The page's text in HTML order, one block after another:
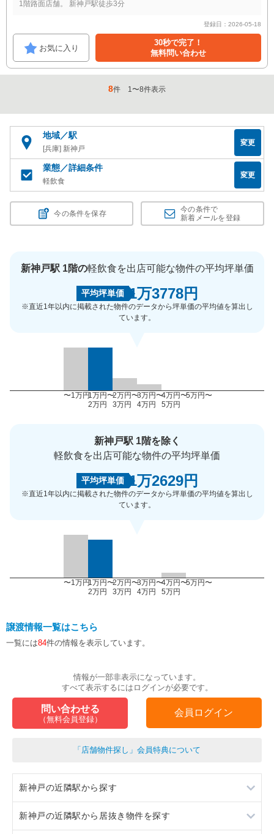
1階路面店舗。 新神戸駅徒歩3分
登録日：2026-05-18
お気に入り
30秒で完了！
無料問い合わせ
8件 1〜8件表示
地域／駅
[兵庫] 新神戸
変更
業態／詳細条件
軽飲食
変更
今の条件を保存
今の条件で
新着メールを登録
新神戸駅 1階の軽飲食を出店可能な物件の平均坪単価
平均坪単価 1万3778円
※直近1年以内に掲載された物件のデータから坪単価の平均値を算出し
ています。
〜1万円1万円〜
2万円
2万円〜
3万円
3万円〜
4万円
4万円〜
5万円
5万円〜
新神戸駅 1階を除く
軽飲食を出店可能な物件の平均坪単価
平均坪単価 1万2629円
※直近1年以内に掲載された物件のデータから坪単価の平均値を算出し
ています。
〜1万円1万円〜
2万円
2万円〜
3万円
3万円〜
4万円
4万円〜
5万円
5万円〜
譲渡情報一覧はこちら
一覧には84件の情報を表示しています。
情報が一部非表示になっています。
すべて表示するにはログインが必要です。
問い合わせる
（無料会員登録）
会員ログイン
「店舗物件探し」会員特典について
新神戸の近隣駅から探す
神戸三宮
新神戸の近隣駅から居抜き物件を探す